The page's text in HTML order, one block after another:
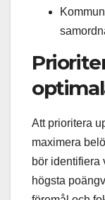
Att prioritera
maximera
bör identifiera
högsta